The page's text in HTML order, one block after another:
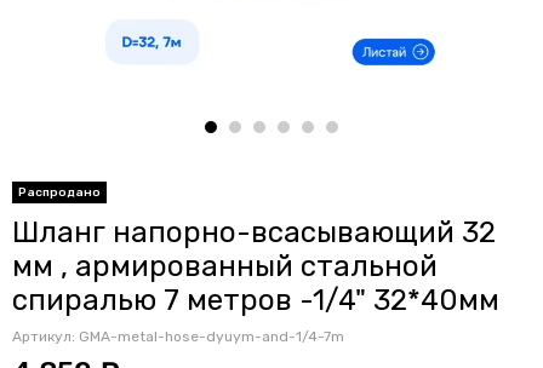
Распродано
Шланг напорно-всасывающий 32
мм , армированный стальной
спиралью 7 метров -1/4" 32*40мм
Артикул: GMA-metal-hose-dyuym-and-1/4-7m